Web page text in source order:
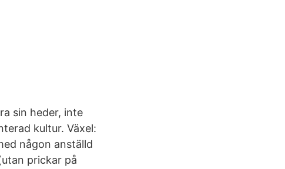
sin heder, inte
kultur. Växel:
någon anställd
prickar på